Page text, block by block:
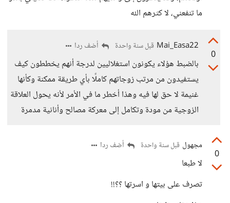
ما تنفعني، لا كثرهم الله
0
Mai_Easa22 قبل سنة واحدة أضف ردا
بالضبط هؤلاء يكونون استغلاليين لدرجة أنهم يخططون كيف
يستفيدون من مرتب زوجاتهم كاملًا بأي طريقة ممكنة وكأنها
غنيمة لا حق لها فيه وهذا أخطر ما في الأمر لأنه يحول العلاقة
الزوجية من مودة وتكامل إلى معركة مصالح وأنانية مدمرة
0
مجهول قبل سنة واحدة أضف ردا
لا طبعا
تصرف على بيتها و اسرتها ؟؟!!